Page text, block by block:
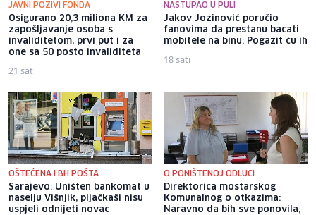
JAVNI POZIVI FONDA
Osigurano 20,3 miliona KM za
zapošljavanje osoba s
invaliditetom, prvi put i za
one sa 50 posto invaliditeta
21 sat
NASTUPAO U PULI
Jakov Jozinović poručio
fanovima da prestanu bacati
mobitele na binu: Pogazit ću ih
18 sati
OŠTEĆENA I BH POŠTA
Sarajevo: Uništen bankomat u
naselju Višnjik, pljačkaši nisu
uspjeli odnijeti novac
O PONIŠTENOJ ODLUCI
Direktorica mostarskog
Komunalnog o otkazima:
Naravno da bih sve ponovila,